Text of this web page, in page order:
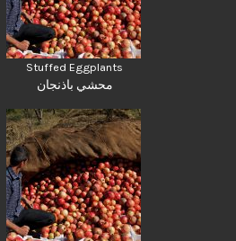
Stuffed Eggplants
محشي باذنجان